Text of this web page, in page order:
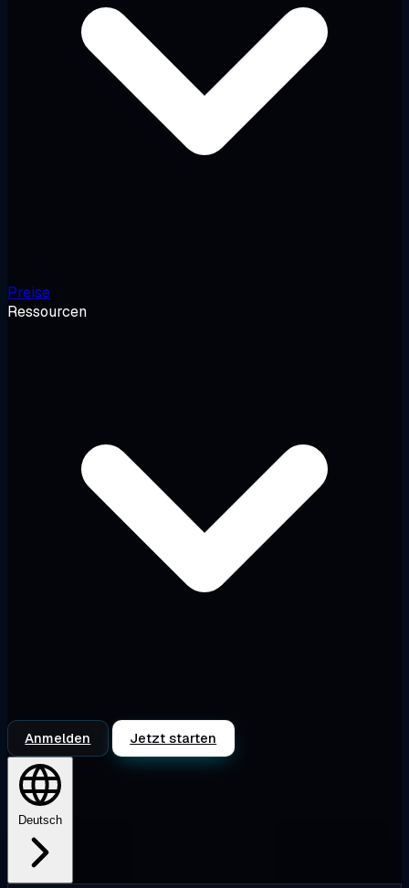
Preise
Ressourcen
Anmelden Jetzt starten
Deutsch